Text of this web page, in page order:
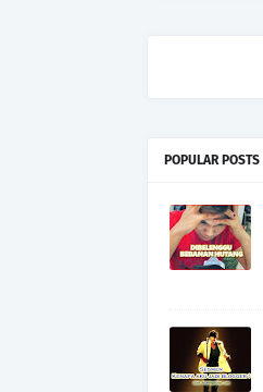
POPULAR POSTS